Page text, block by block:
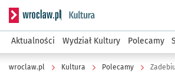
Serwis informacyjny wroclaw.pl
Aktualności Wydział Kultury Polecamy
wroclaw.pl Kultura Polecamy